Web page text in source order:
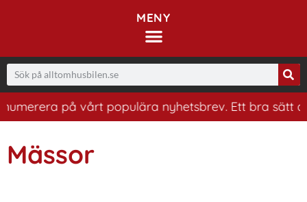
MENY
på vårt populära nyhetsbrev. Ett bra sätt att
Mässor